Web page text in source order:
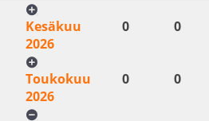
Kesäkuu
2026
0 0
Toukokuu
2026
0 0